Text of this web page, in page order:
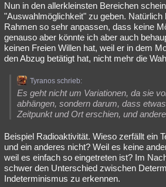
Nun in den allerkleinsten Bereichen
"Auswahlmöglichkeit" zu geben.
Rahmen so sehr anpassen, dass keine
genauso aber könnte ich aber auch
keinen Freien Willen hat, weil er in dem
den Abzug betätigt hat, nicht mehr die
Tyranos schrieb:
Es geht nicht um Variationen, da sie
abhängen, sondern darum, dass
Zeitpunkt und Ort erschien, und
Beispiel Radioaktivität. Wieso zerfällt ein
und ein anderes nicht? Weil es keine
weil es einfach so eingetreten ist? Im
schwer den Unterschied zwischen
Indeterminismus zu erkennen.